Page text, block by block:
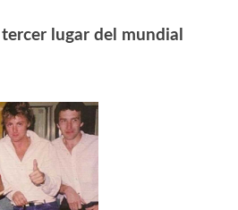
lugar del mundial